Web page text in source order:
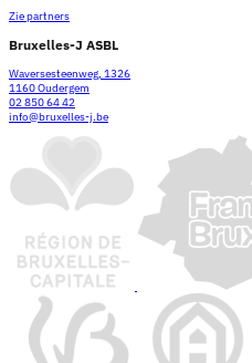
Zie partners
Bruxelles-J ASBL
Waversesteenweg, 1326
1160 Oudergem
02 850 64 42
info@bruxelles-j.be